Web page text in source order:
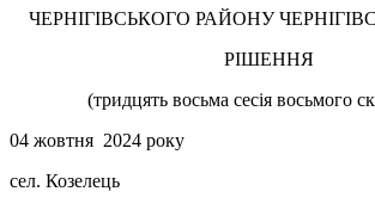
ЧЕРНІГІВСЬКОГО РАЙОНУ
РІШЕННЯ
(тридцять восьма сесія восьмого
04 жовтня 2024 року
сел. Козелець